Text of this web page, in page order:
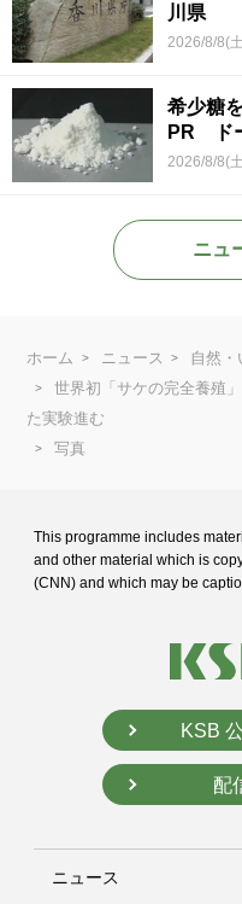
川県
2026/8/8(
希少糖
PR ド
2026/8/8(
ニュ
ホーム ニュース
自然
世界初「サケの完全養殖
た実験進む
写真
This programme includes
and other material which is
(CNN) and which may be
KSB
配
ニュース